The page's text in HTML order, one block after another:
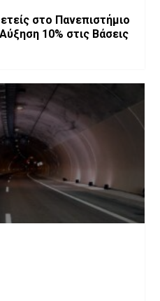
στο Πανεπιστήμιο
10% στις Βάσεις